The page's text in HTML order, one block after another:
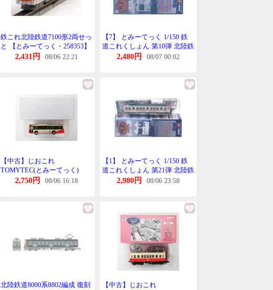
鉄これ北陸鉄道7100形2両せっ
と 【とみーてっく・258353】
2,431円 08/06 22:21
【7】 とみーてっく 1/150 鉄
道これくしょん 第10弾 北陸鉄
道 きは5201 単品
2,480円 08/07 00:02
【中古】じおこれ
TOMYTEC(とみーてっく)
(N409A) ざ・ばすこれくしょ
´】 めーかー出荷時より少々
2,750円 08/06 16:18
【1】 とみーてっく 1/150 鉄
道これくしょん 第21弾 北陸鉄
道 もは8802 単品
2,980円 08/06 23:58
北陸鉄道8000系8802編成 復刻
【中古】じおこれ